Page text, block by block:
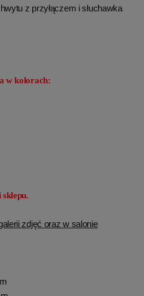
z przyłączem i słuchawka
w kolorach:
sklepu.
zdjęć oraz w salonie